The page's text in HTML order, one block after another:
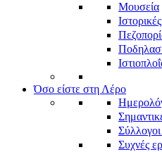
Μουσεία
Όσο είστε στη Λέρο
Συχνές